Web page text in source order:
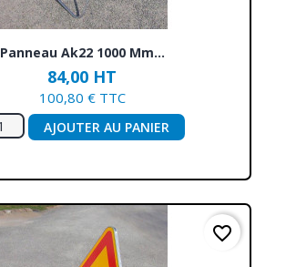
Panneau Ak22 1000 Mm...
84,00 HT
100,80 € TTC
AJOUTER AU PANIER
favorite_border